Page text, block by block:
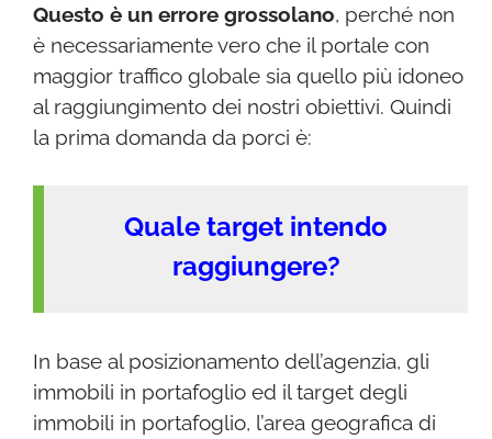
Questo è un errore grossolano, perché non
è necessariamente vero che il portale con
maggior traffico globale sia quello più idoneo
al raggiungimento dei nostri obiettivi. Quindi
la prima domanda da porci è:
Quale target intendo
raggiungere?
In base al posizionamento dell’agenzia, gli
immobili in portafoglio ed il target degli
immobili in portafoglio, l’area geografica di